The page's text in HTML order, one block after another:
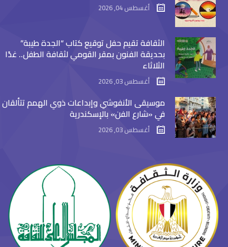
أغسطس 04, 2026
الثقافة تقيم حفل توقيع كتاب “الجدة طيبة”
بحديقة الفنون بمقر القومي لثقافة الطفل.. غدًا
الثلاثاء
أغسطس 03, 2026
موسيقى الأنفوشي وإبداعات ذوي الهمم تتألقان
في «شارع الفن» بالإسكندرية
أغسطس 03, 2026